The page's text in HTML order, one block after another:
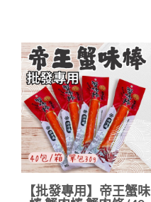
【批發專用】帝王蟹味